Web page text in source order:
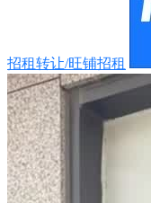
招租转让/旺铺招租